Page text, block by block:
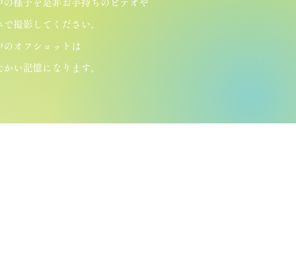
の様子を是非お手持ちのビデオや
で撮影してください。
のオフショットは
かい記憶になります。